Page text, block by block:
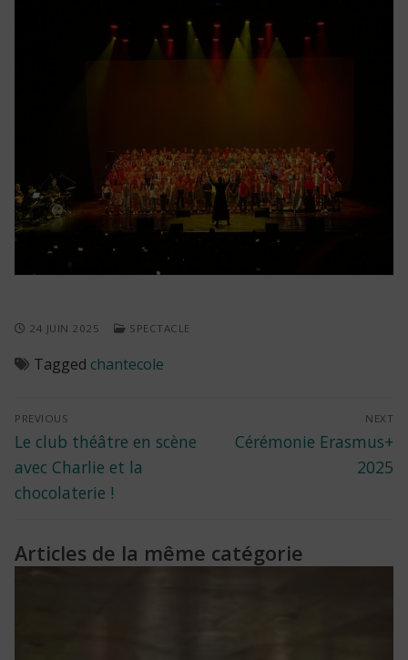
24 JUIN 2025 SPECTACLE
Tagged chantecole
Navigation
de
l’article
PREVIOUS
Previous
post:
Le club théâtre en scène
avec Charlie et la
chocolaterie !
NEXT
Next
Cérémonie Erasmus+
2025
Articles de la même catégorie